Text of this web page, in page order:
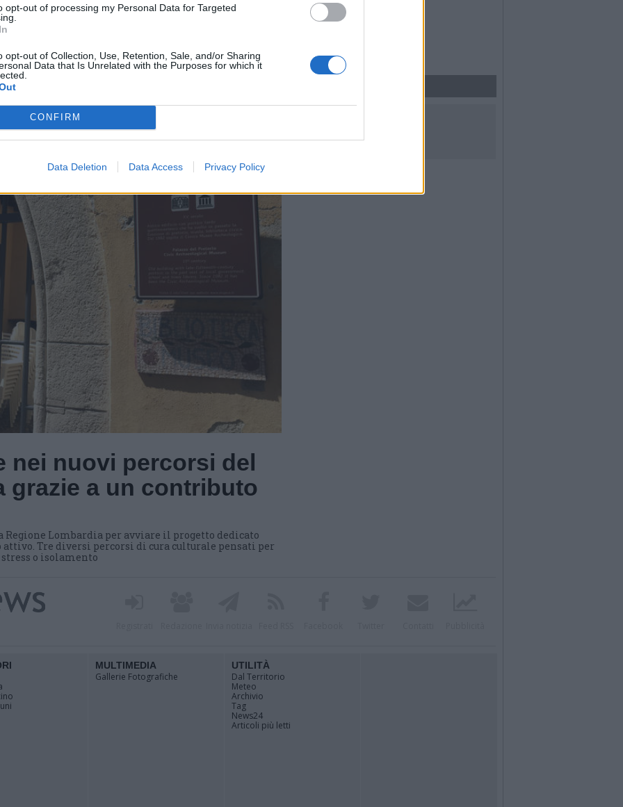
opt-out of processing my Personal Data for Targeted
opt-out of Collection, Use, Retention, Sale, and/or Sharing
Data that Is Unrelated with the Purposes for which it
CONFIRM
Data Deletion Data Access Privacy Policy
ai giocatori scacchi, risiko, dadi e co.
Guarda l'archivio
nei nuovi percorsi del
grazie a un contributo
Regione Lombardia per avviare il progetto dedicato
Tre diversi percorsi di cura culturale pensati per
o isolamento
MULTIMEDIA
Gallerie Fotografiche
UTILITÀ
Dal Territorio
Meteo
Archivio
Tag
News24
Articoli più letti